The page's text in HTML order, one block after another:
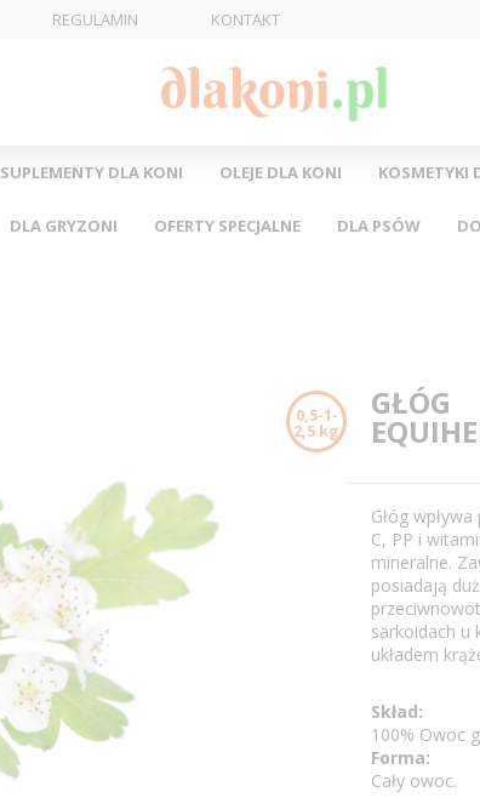
REGULAMIN KONTAKT
SUPLEMENTY DLA KONI OLEJE DLA KONI KOSMETYKI
DLA GRYZONI OFERTY SPECJALNE DLA PSÓW
0,5-1-
2,5 kg
GŁÓG
Głóg
C, PP i
mineralne.
posiadają
sarkoidach u
układem
Skład:
100% Owoc
Forma:
Cały owoc.